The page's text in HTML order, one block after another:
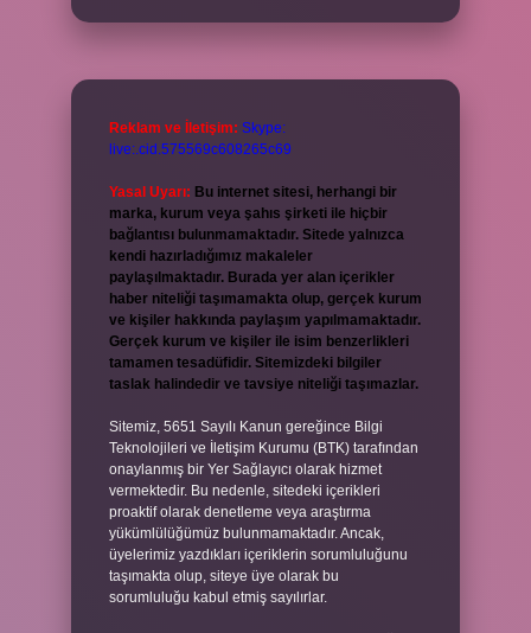
Reklam ve İletişim: Skype:
live:.cid.575569c608265c69
Yasal Uyarı: Bu internet sitesi, herhangi bir
marka, kurum veya şahıs şirketi ile hiçbir
bağlantısı bulunmamaktadır. Sitede yalnızca
kendi hazırladığımız makaleler
paylaşılmaktadır. Burada yer alan içerikler
haber niteliği taşımamakta olup, gerçek kurum
ve kişiler hakkında paylaşım yapılmamaktadır.
Gerçek kurum ve kişiler ile isim benzerlikleri
tamamen tesadüfidir. Sitemizdeki bilgiler
taslak halindedir ve tavsiye niteliği taşımazlar.
Sitemiz, 5651 Sayılı Kanun gereğince Bilgi
Teknolojileri ve İletişim Kurumu (BTK) tarafından
onaylanmış bir Yer Sağlayıcı olarak hizmet
vermektedir. Bu nedenle, sitedeki içerikleri
proaktif olarak denetleme veya araştırma
yükümlülüğümüz bulunmamaktadır. Ancak,
üyelerimiz yazdıkları içeriklerin sorumluluğunu
taşımakta olup, siteye üye olarak bu
sorumluluğu kabul etmiş sayılırlar.